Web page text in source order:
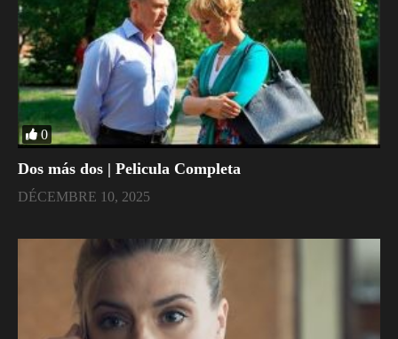
0
Dos más dos | Pelicula Completa
DÉCEMBRE 10, 2025